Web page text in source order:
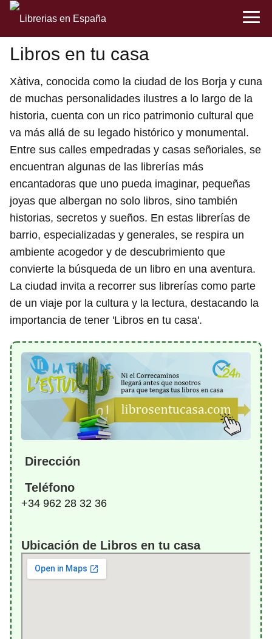
Libros en tu casa
Xàtiva, conocida como la ciudad de los Borja y cuna
de muchas personalidades ilustres a lo largo de la
historia, cuenta con un rico patrimonio cultural que
va más allá de su legado histórico y monumental.
Entre sus calles empedradas y casas señoriales, se
encuentran algunas de las librerías más
encantadoras que uno pueda imaginar, pequeñas
joyas que albergan no solo libros, sino también
historias, secretos y sueños. En estas librerías de
barrio, especializadas y generales, se respira un
ambiente acogedor y de descubrimiento que
convierte la búsqueda de un libro en una aventura.
La ciudad invita a recorrer sus librerías como parte
de un viaje por la cultura y la lectura, destacando la
importancia de tener 'Libros en tu casa'.
Dirección
Teléfono
+34 962 28 32 36
Ubicación de Libros en tu casa